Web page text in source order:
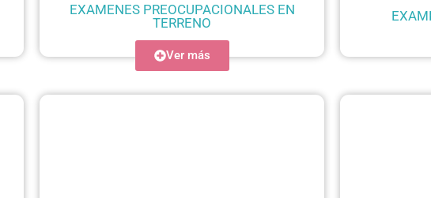
EXAMENES PREOCUPACIONALES EN
TERRENO
Ver más